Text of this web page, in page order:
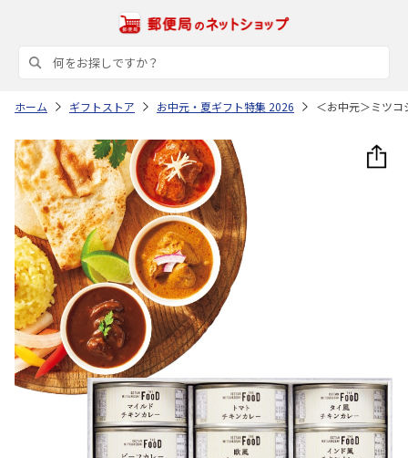
ホーム ギフトストア お中元・夏ギフト特集 2026 ＜お中元＞ミツ